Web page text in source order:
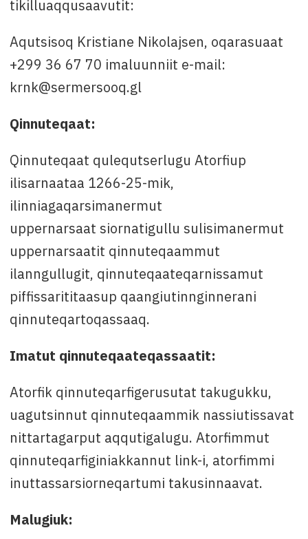
tikilluaqqusaavutit:
Aqutsisoq Kristiane Nikolajsen, oqarasuaat
+299 36 67 70 imaluunniit e-mail:
krnk@sermersooq.gl
Qinnuteqaat:
Qinnuteqaat qulequtserlugu Atorfiup
ilisarnaataa 1266-25-mik,
ilinniagaqarsimanermut
uppernarsaat siornatigullu sulisimanermut
uppernarsaatit qinnuteqaammut
ilanngullugit, qinnuteqaateqarnissamut
piffissarititaasup qaangiutinnginnerani
qinnuteqartoqassaaq.
Imatut qinnuteqaateqassaatit:
Atorfik qinnuteqarfigerusutat takugukku,
uagutsinnut qinnuteqaammik nassiutissavat
nittartagarput aqqutigalugu. Atorfimmut
qinnuteqarfiginiakkannut link-i, atorfimmi
inuttassarsiorneqartumi takusinnaavat.
Malugiuk: